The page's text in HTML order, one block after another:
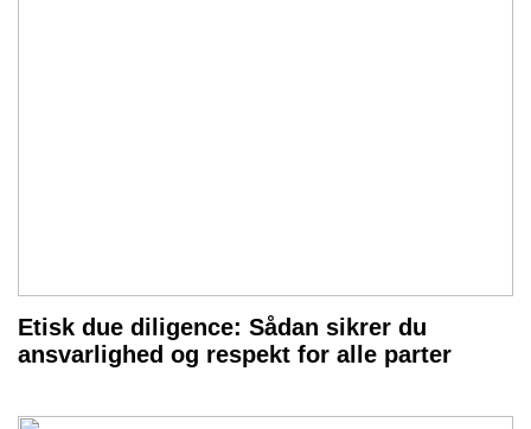
Etisk due diligence: Sådan sikrer du
ansvarlighed og respekt for alle parter